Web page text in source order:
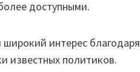
доступными.
широкий интерес
известных политиков.